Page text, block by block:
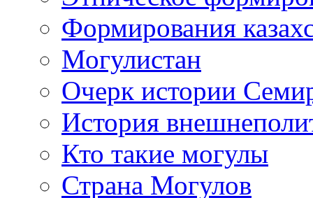
Формирования
Могулистан
Очерк истории
История
Кто такие могулы
Страна Могулов